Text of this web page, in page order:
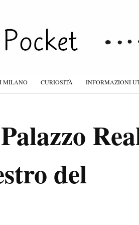
MILANO CURIOSITÀ INFORMAZIONI
del